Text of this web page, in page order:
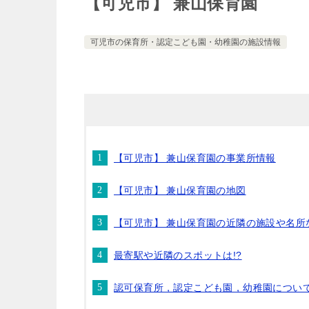
可児市の保育所・認定こども園・幼稚園の施設情報
【可児市】 兼山保育園の事業所情報
【可児市】 兼山保育園の地図
【可児市】 兼山保育園の近隣の施設や名所
最寄駅や近隣のスポットは!?
認可保育所，認定こども園，幼稚園につい